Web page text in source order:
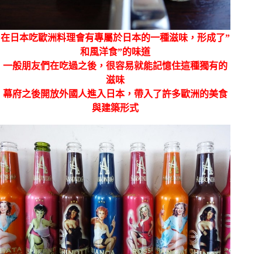
在日本吃歐洲料理會有專屬於日本的一種滋味，形成了”
和風洋食”的味道
一般朋友們在吃過之後，很容易就能記憶住這種獨有的
滋味
幕府之後開放外國人進入日本，帶入了許多歐洲的美食
與建築形式